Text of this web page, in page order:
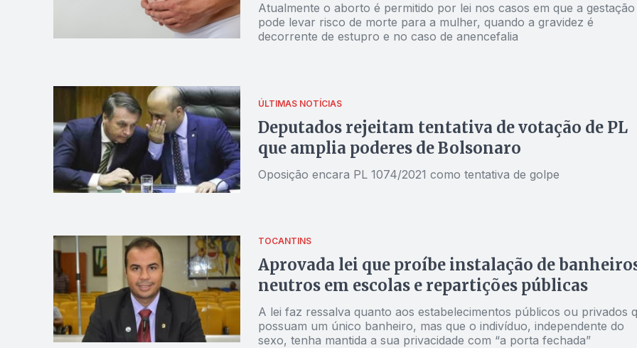
Atualmente o aborto é permitido por lei nos casos em que a gestação
pode levar risco de morte para a mulher, quando a gravidez é
decorrente de estupro e no caso de anencefalia
ÚLTIMAS NOTÍCIAS
Deputados rejeitam tentativa de votação de PL
que amplia poderes de Bolsonaro
Oposição encara PL 1074/2021 como tentativa de golpe
TOCANTINS
Aprovada lei que proíbe instalação de
neutros em escolas e repartições públicas
A lei faz ressalva quanto aos estabelecimentos públicos ou privados
possuam um único banheiro, mas que o indivíduo, independente do
sexo, tenha mantida a sua privacidade com “a porta fechada”